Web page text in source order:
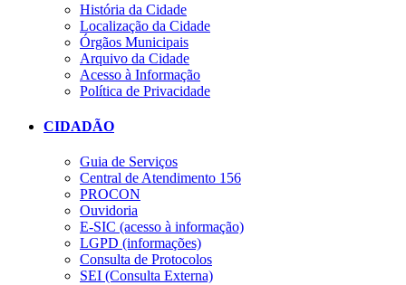
História da Cidade
Localização da Cidade
Órgãos Municipais
Arquivo da Cidade
Acesso à Informação
Política de Privacidade
CIDADÃO
Guia de Serviços
Central de Atendimento 156
PROCON
Ouvidoria
E-SIC (acesso à informação)
LGPD (informações)
Consulta de Protocolos
SEI (Consulta Externa)